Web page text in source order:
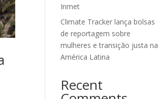
Inmet
Climate Tracker lança bolsas
de reportagem sobre
mulheres e transição justa na
América Latina
Recent